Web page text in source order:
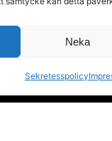
Neka
Sekretesspolicy